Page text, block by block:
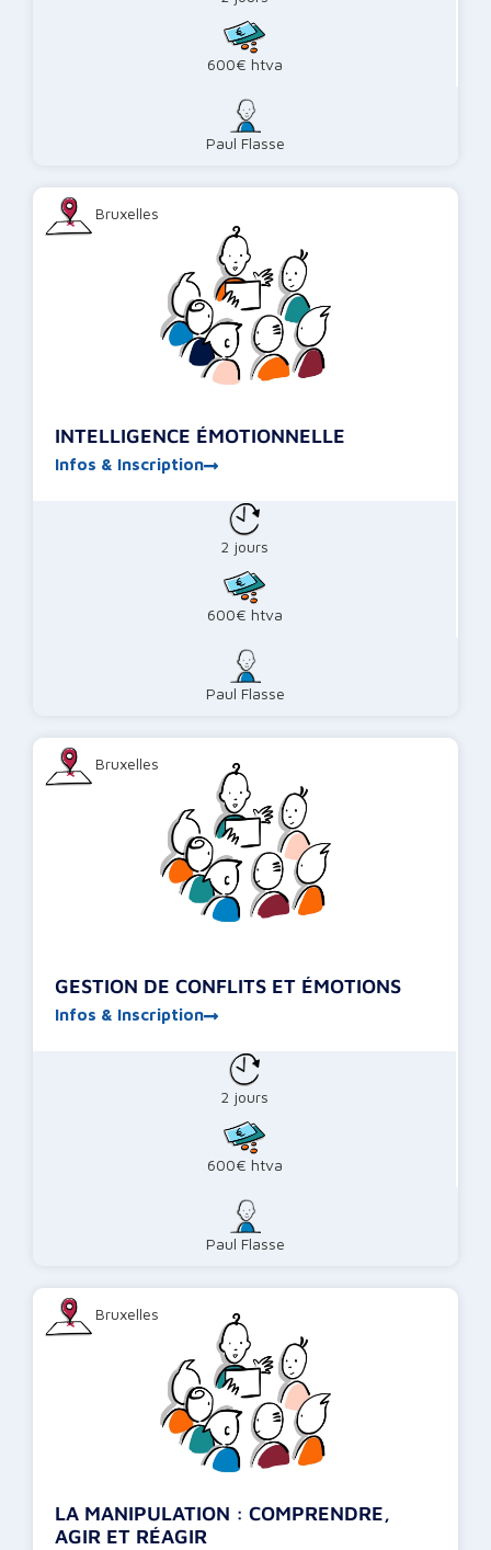
600€ htva
Paul Flasse
Bruxelles
INTELLIGENCE ÉMOTIONNELLE
Infos & Inscription
2 jours
600€ htva
Paul Flasse
Bruxelles
GESTION DE CONFLITS ET ÉMOTIONS
Infos & Inscription
2 jours
600€ htva
Paul Flasse
Bruxelles
LA MANIPULATION : COMPRENDRE,
AGIR ET RÉAGIR